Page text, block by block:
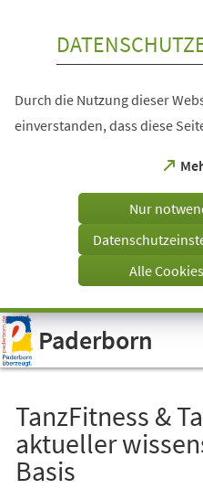
Visuelle
Assistenzsoftware
öffnen.
Durch die Nutzung dieser
einverstanden, dass diese
einem
Tab)
Nur
Alle
Paderborn
TanzFitness &
aktueller
Basis